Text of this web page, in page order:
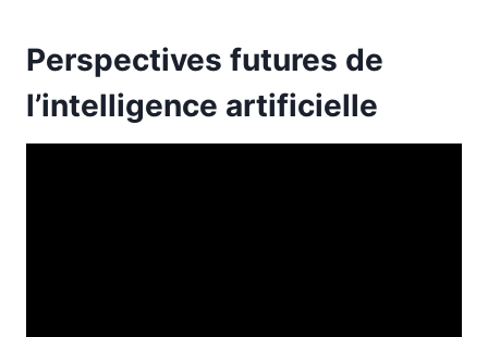
Perspectives futures de
l’intelligence artificielle